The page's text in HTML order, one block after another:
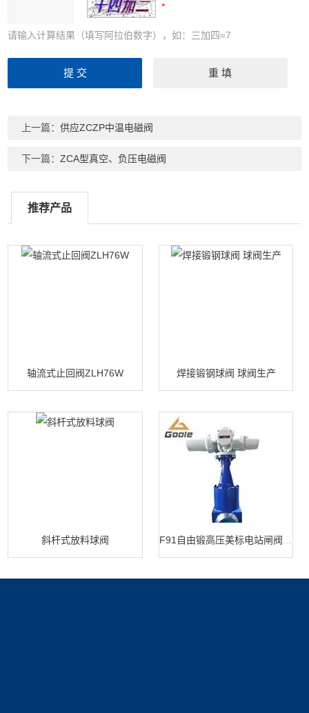
请输入计算结果（填写阿拉伯数字），如：三加四=7
上一篇：供应ZCZP中温电磁阀
下一篇：ZCA型真空、负压电磁阀
推荐产品
轴流式止回阀ZLH76W 焊接锻钢球阀 球阀生产
斜杆式放料球阀